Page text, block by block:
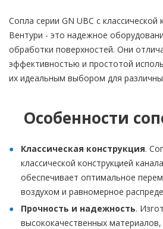
Сопла серии GN UBC с классической
Вентури - это надежное
обработки поверхностей. Они
эффективностью и простотой
их идеальным выбором для
Особенности
Классическая конструкция.
классической конструкцией
обеспечивает оптимальное
воздухом и равномерное
Прочность и надежность.
высококачественных материалов,